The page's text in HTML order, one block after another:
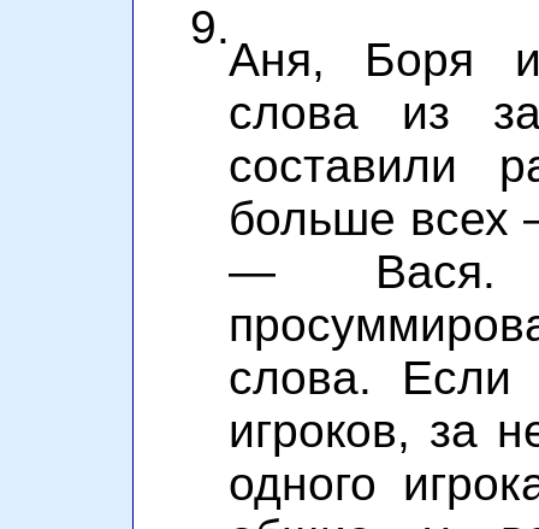
9.
Аня, Боря и
слова из
составили
больше
— Вася.
слова. Если
игроков, за
одного